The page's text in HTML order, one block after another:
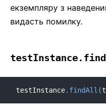
екземпляру з
видасть помилку.
testInstance. findAll (